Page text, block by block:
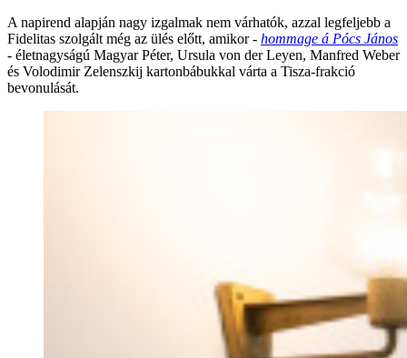
A napirend alapján nagy izgalmak nem várhatók, azzal legfeljebb a
Fidelitas szolgált még az ülés előtt, amikor - hommage á Pócs János
- életnagyságú Magyar Péter, Ursula von der Leyen, Manfred Weber
és Volodimir Zelenszkij kartonbábukkal várta a Tisza-frakció
bevonulását.